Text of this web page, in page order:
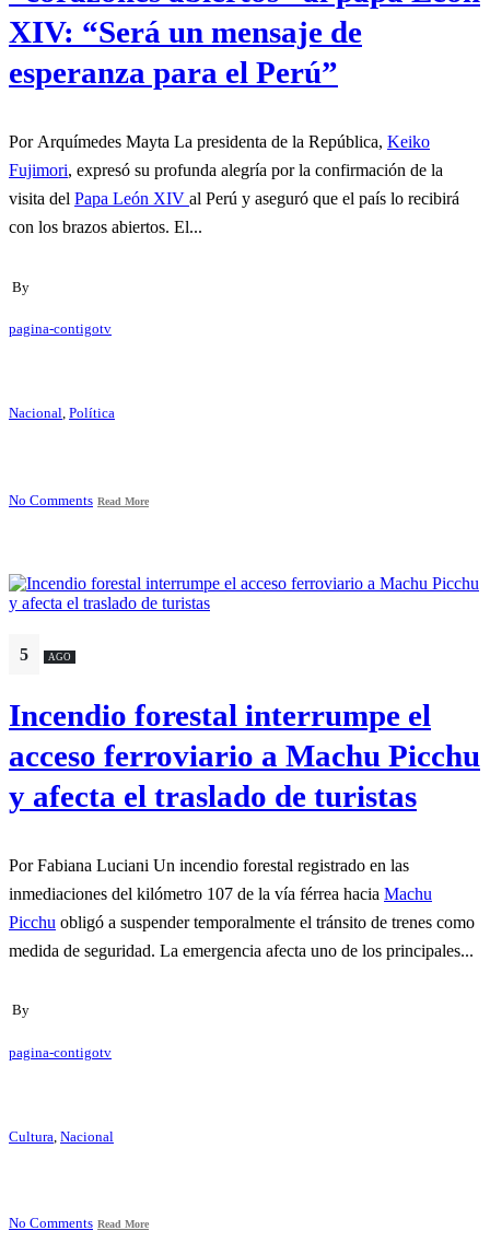
XIV: “Será un mensaje de
esperanza para el Perú”
Por Arquímedes Mayta La presidenta de la República, Keiko
Fujimori, expresó su profunda alegría por la confirmación de la
visita del Papa León XIV al Perú y aseguró que el país lo recibirá
con los brazos abiertos. El...
By
pagina-contigotv
Nacional, Política
No Comments Read More
5 AGO
Incendio forestal interrumpe el
acceso ferroviario a Machu Picchu
y afecta el traslado de turistas
Por Fabiana Luciani Un incendio forestal registrado en las
inmediaciones del kilómetro 107 de la vía férrea hacia Machu
Picchu obligó a suspender temporalmente el tránsito de trenes como
medida de seguridad. La emergencia afecta uno de los principales...
By
pagina-contigotv
Cultura, Nacional
No Comments Read More